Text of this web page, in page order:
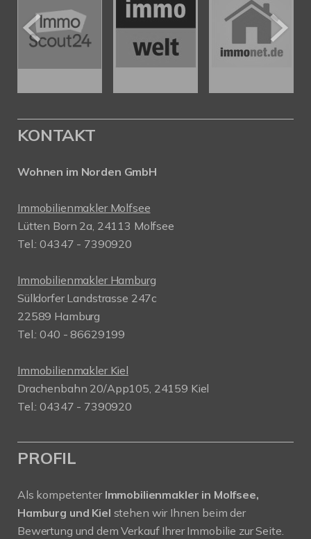
KONTAKT
Wohnen im Norden GmbH
Immobilienmakler Molfsee
Lütten Born 2a, 24113 Molfsee
Tel.: 04347 - 7390920
Immobilienmakler Hamburg
Sülldorfer Landstrasse 247c
22589 Hamburg
Tel.: 040 - 86629199
Immobilienmakler Kiel
Drachenbahn 20/App105, 24159 Kiel
Tel.: 04347 - 7390920
PROFIL
Als kompetenter Immobilienmakler in Molfsee,
Hamburg und Kiel stehen wir Ihnen beim der
Bewertung und dem Verkauf Ihrer Immobilie zur Seite.